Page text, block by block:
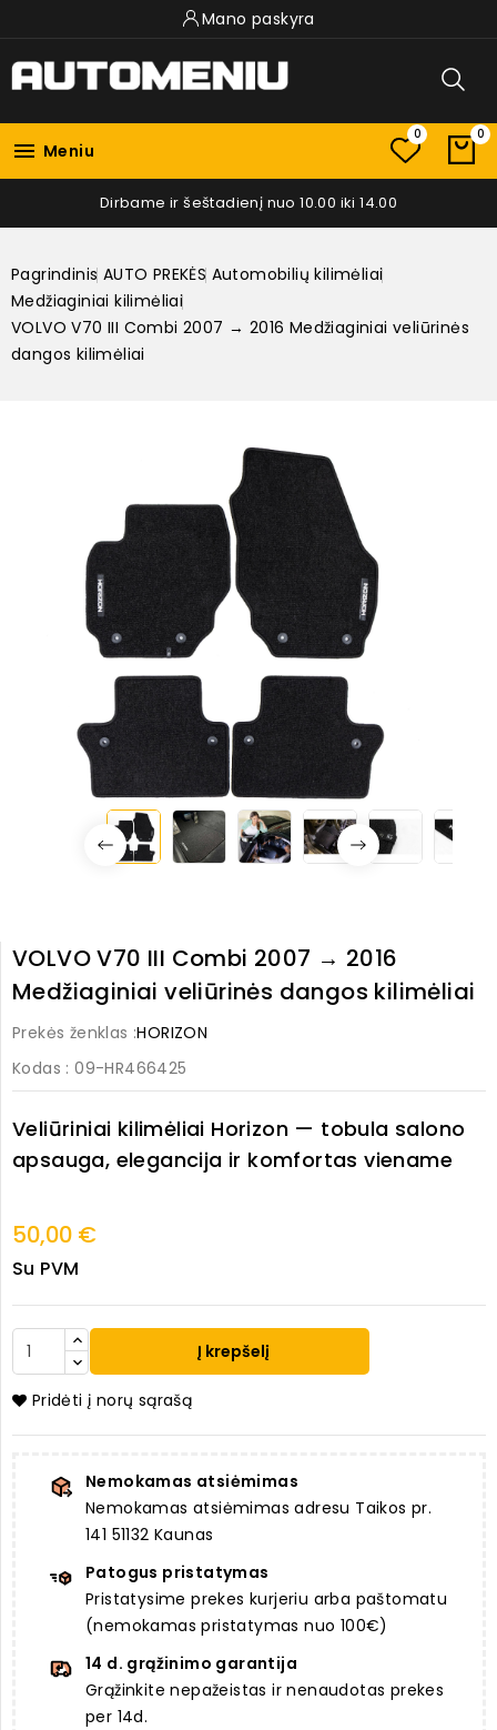
Mano paskyra
 Meniu
0 0
Dirbame ir šeštadienį nuo 10.00 iki 14.00
Pagrindinis AUTO PREKĖS Automobilių kilimėliai
Medžiaginiai kilimėliai
VOLVO V70 III Combi 2007 → 2016 Medžiaginiai veliūrinės
dangos kilimėliai
VOLVO V70 III Combi 2007 → 2016
Medžiaginiai veliūrinės dangos kilimėliai
Prekės ženklas :HORIZON
Kodas : 09-HR466425
Veliūriniai kilimėliai Horizon — tobula salono
apsauga, elegancija ir komfortas viename
50,00 €
Su PVM
Į krepšelį
Pridėti į norų sąrašą
Nemokamas atsiėmimas
Nemokamas atsiėmimas adresu Taikos pr.
141 51132 Kaunas
Patogus pristatymas
Pristatysime prekes kurjeriu arba paštomatu
(nemokamas pristatymas nuo 100€)
14 d. grąžinimo garantija
Grąžinkite nepažeistas ir nenaudotas prekes
per 14d.